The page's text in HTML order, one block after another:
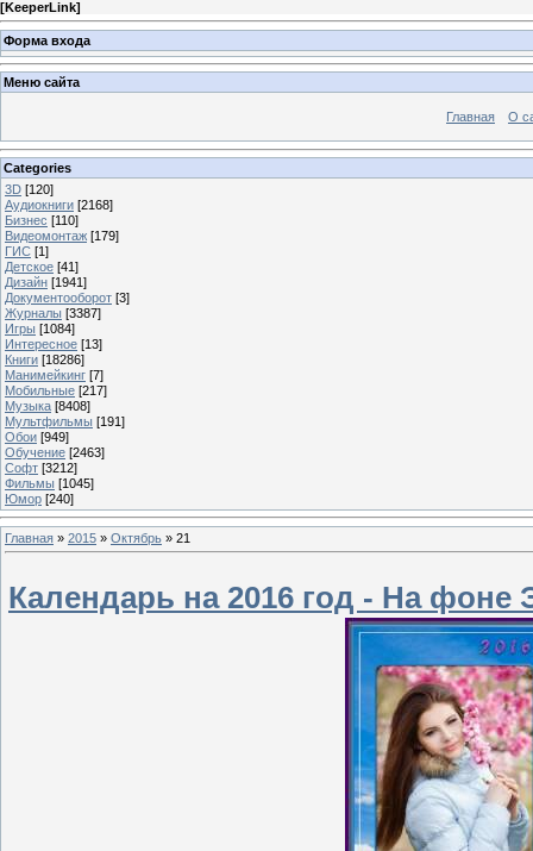
[KeeperLink]
Форма входа
Меню сайта
Главная О
Categories
3D [120]
Аудиокниги [2168]
Бизнес [110]
Видеомонтаж [179]
ГИС [1]
Детское [41]
Дизайн [1941]
Документооборот [3]
Журналы [3387]
Игры [1084]
Интересное [13]
Книги [18286]
Манимейкинг [7]
Мобильные [217]
Музыка [8408]
Мультфильмы [191]
Обои [949]
Обучение [2463]
Софт [3212]
Фильмы [1045]
Юмор [240]
Главная » 2015 » Октябрь » 21
Календарь на 2016 год - На